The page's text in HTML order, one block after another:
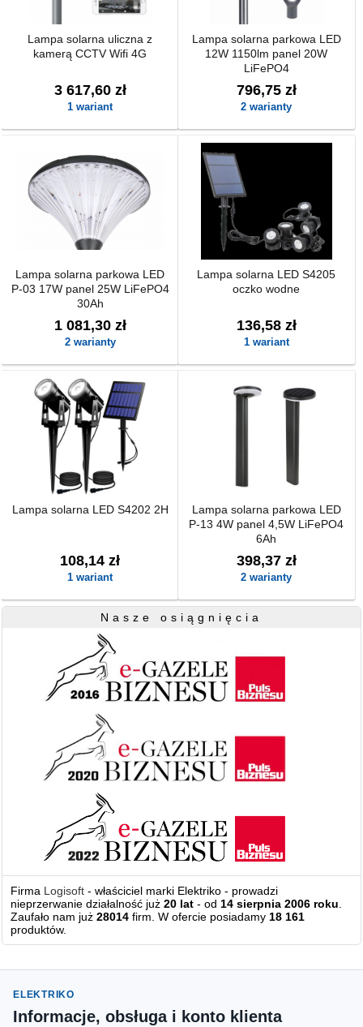
Lampa solarna uliczna z
kamerą CCTV Wifi 4G
3 617,60 zł
1 wariant
Lampa solarna parkowa LED
12W 1150lm panel 20W
LiFePO4
796,75 zł
2 warianty
Lampa solarna parkowa LED
P-03 17W panel 25W LiFePO4
30Ah
1 081,30 zł
2 warianty
Lampa solarna LED S4205
oczko wodne
136,58 zł
1 wariant
Lampa solarna LED S4202 2H
108,14 zł
1 wariant
Lampa solarna parkowa LED
P-13 4W panel 4,5W LiFePO4
6Ah
398,37 zł
2 warianty
Nasze osiągnięcia
Firma Logisoft - właściciel marki Elektriko - prowadzi
nieprzerwanie działalność już20 lat - od14 sierpnia 2006 roku.
Zaufało nam już28014 firm. W ofercie posiadamy18 161
produktów.
ELEKTRIKO
Informacje, obsługa i konto klienta